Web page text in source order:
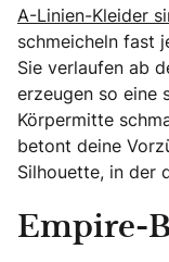
A-Linien-Kleider
schmeicheln fast
Sie verlaufen ab
erzeugen so eine
Körpermitte
betont deine
Silhouette, in der
Empire-